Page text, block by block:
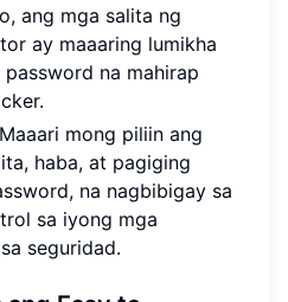
ang mga salita ng
ay maaaring lumikha
na mahirap
mong piliin ang
haba, at pagiging
na nagbibigay sa
sa iyong mga
seguridad.